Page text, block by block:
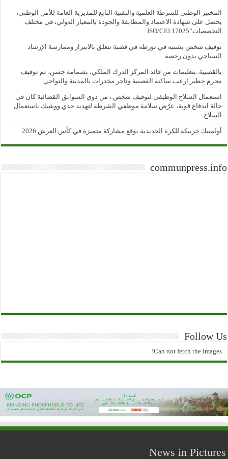
المختبر الوطني للشرطة العلمية والتقنية التابع للمديرية العامة للأمن الوطني،
يحصل على شهادة الاعتماد والمطابقة والجودة بالمعيار الدولي، في مختلف
التخصصات”ISO/CEI 17025
توقيف شخص يشتبه في تورطه في قضية تتعلق بالابتزاز وممارسة الإرشاد
السياحي بدون رخصة
بالقصيبة..بتعليمات من قائد المركز الدرك الملكي، بشمامة حسن، تم توقيف
مجرم خطير ارعب ساكنة القصيبة وتاجر مخدرات بالمدينة والنواحي
استعمال السلاح الوظيفي لتوقيف شخص ، من ذوي السوابق القضائية كان في
حالة اندفاع قوية، عرّض سلامة موظفي الشرطة لتهديد جدي ووشيك باستعمال
السلاح
أولمبيك خريبكة للكرة الحديدية يوقع مشاركة متميزة في كأس العرش 2026
communpress.info
Follow Us
Can not fetch the images!
News in Pictures